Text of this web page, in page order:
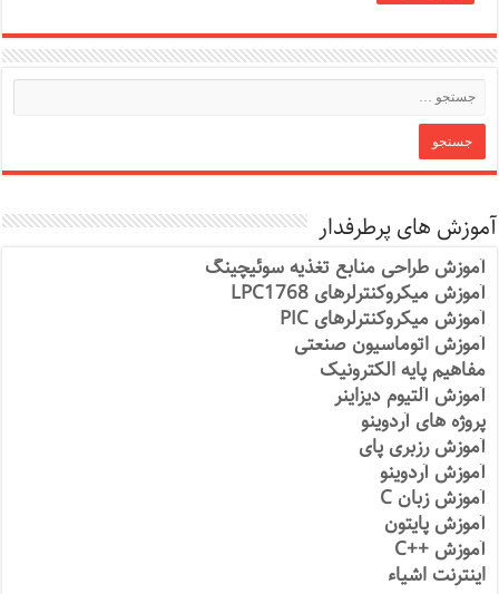
آموزش های پرطرفدار
آموزش طراحی منابع تغذیه سوئیچینگ
آموزش میکروکنترلرهای LPC1768
آموزش میکروکنترلرهای PIC
آموزش اتوماسیون صنعتی
مفاهیم پایه الکترونیک
آموزش آلتیوم دیزاینر
پروژه های آردوینو
آموزش رزبری پای
آموزش آردوینو
آموزش زبان C
آموزش پایتون
آموزش ++C
اینترنت اشیاء